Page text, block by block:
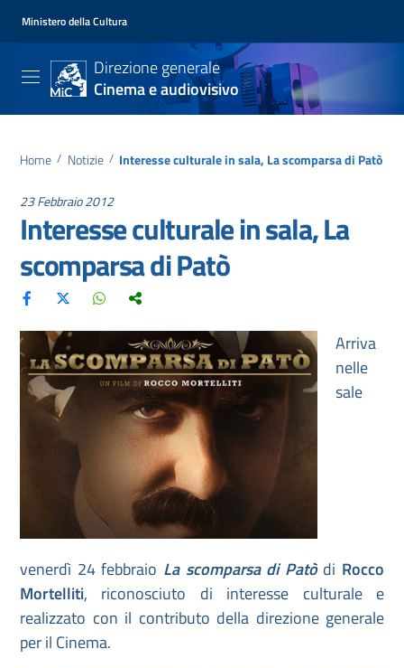
Ministero della Cultura
Direzione generale
Cinema e audiovisivo
Home / Notizie / Interesse culturale in sala, La scomparsa di Patò
23 Febbraio 2012
Interesse culturale in sala, La
scomparsa di Patò
Arriva
nelle
sale
venerdì 24 febbraio La scomparsa di Patò di Rocco
Mortelliti, riconosciuto di interesse culturale e
realizzato con il contributo della direzione generale
per il Cinema.